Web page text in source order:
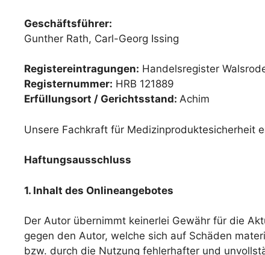
Geschäftsführer:
Gunther Rath, Carl-Georg Issing
Registereintragungen: Handelsregister
Registernummer: HRB 121889
Erfüllungsort / Gerichtsstand: Achim
Unsere Fachkraft für Medizinproduktesicherheit
Haftungsausschluss
1. Inhalt des Onlineangebotes
Der Autor übernimmt keinerlei Gewähr für die
gegen den Autor, welche sich auf Schäden
bzw. durch die Nutzung fehlerhafter und